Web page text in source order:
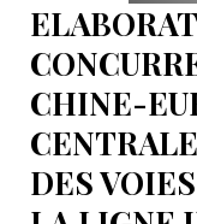
CHINE-
DES